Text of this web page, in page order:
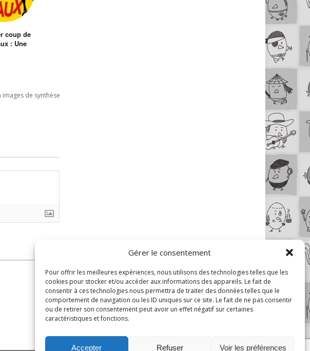
Gérer le consentement
Pour offrir les meilleures expériences, nous utilisons des technologies telles que les
cookies pour stocker et/ou accéder aux informations des appareils. Le fait de
consentir à ces technologies nous permettra de traiter des données telles que le
comportement de navigation ou les ID uniques sur ce site. Le fait de ne pas consentir
ou de retirer son consentement peut avoir un effet négatif sur certaines
caractéristiques et fonctions.
Accepter Refuser Voir les préférences
coup de
: Une
images de synthèse